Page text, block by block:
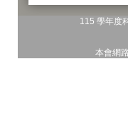
115 學年度
本會網